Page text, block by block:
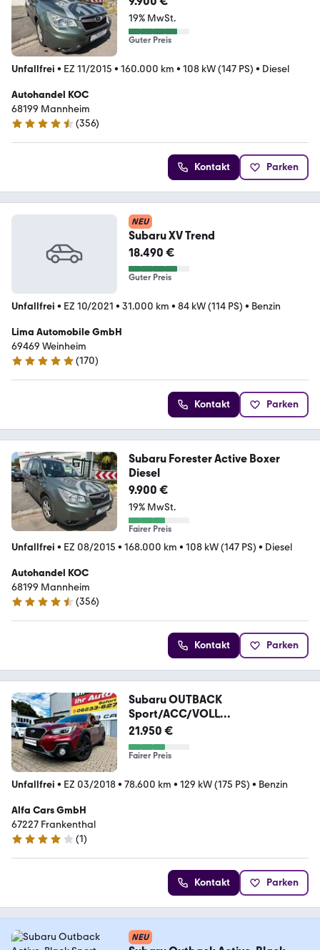
19% MwSt.
Guter Preis
Unfallfrei • EZ 11/2015 • 160.000 km • 108 kW (147 PS) • Diesel
Autohandel KOC
68199 Mannheim
4.7 Sterne
(356)
Kontakt Parken
NEU
Subaru XV Trend
18.490 €
Guter Preis
Unfallfrei • EZ 10/2021 • 31.000 km • 84 kW (114 PS) • Benzin
Lima Automobile GmbH
69469 Weinheim
4.8 Sterne
(170)
Kontakt Parken
Subaru Forester Active Boxer
Diesel
9.900 €
19% MwSt.
Fairer Preis
Unfallfrei • EZ 08/2015 • 168.000 km • 108 kW (147 PS) • Diesel
Autohandel KOC
68199 Mannheim
4.7 Sterne
(356)
Kontakt Parken
Subaru OUTBACK
Sport/ACC/VOLL
SHEFT/4xSHZ/AHK
21.950 €
Fairer Preis
Unfallfrei • EZ 03/2018• 78.600 km • 129 kW (175 PS) • Benzin
Alfa Cars GmbH
67227 Frankenthal
4 Sterne
(1)
Kontakt Parken
NEU